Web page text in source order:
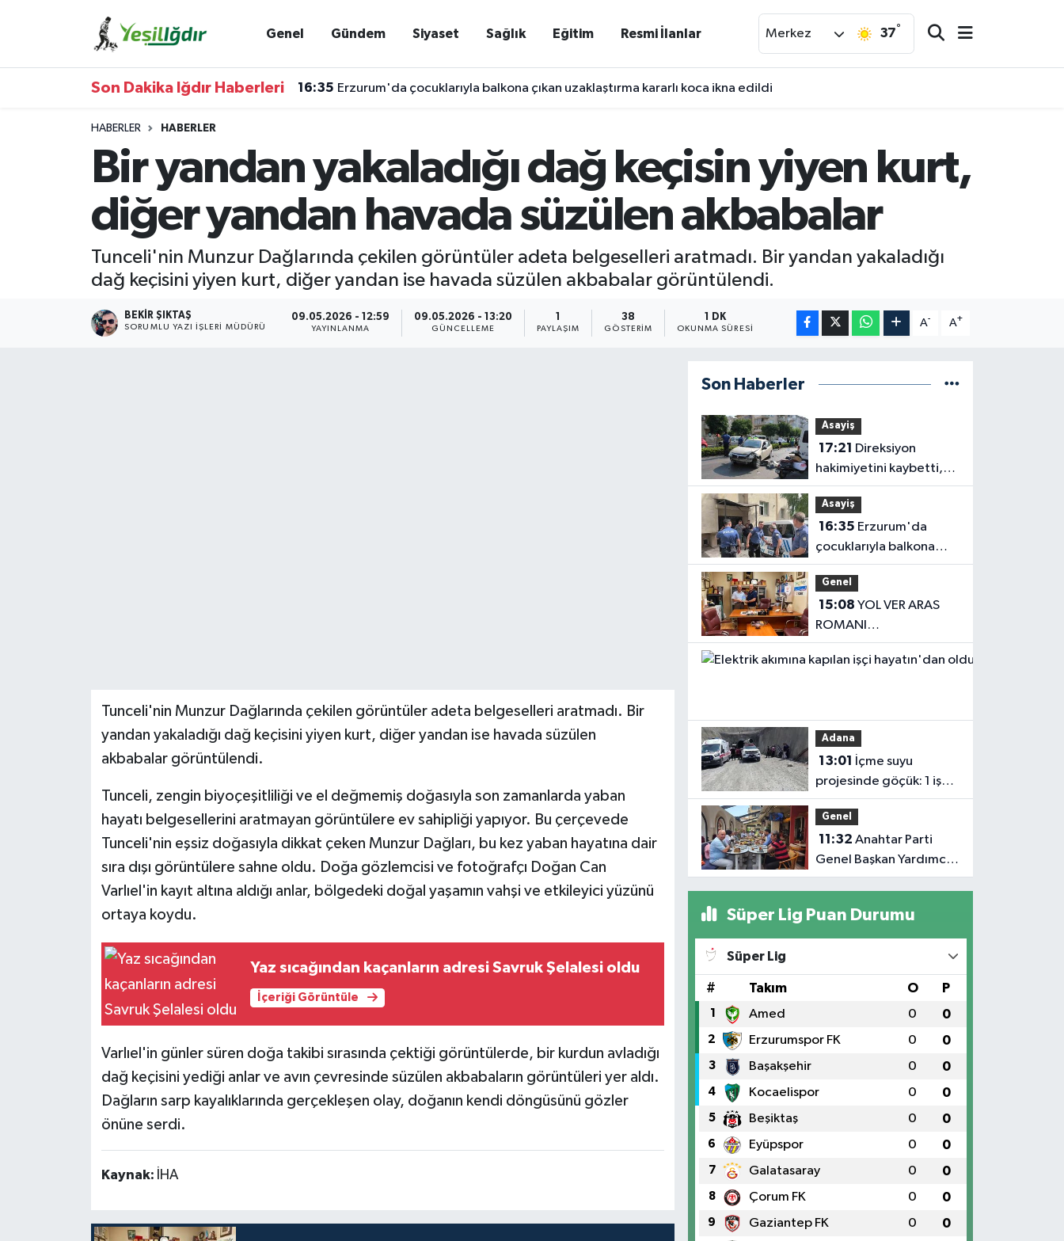
Genel Gündem Siyaset Sağlık Eğitim Resmi İlanlar Merkez 37°
Son Dakika Iğdır Haberleri 16:35 Erzurum'da çocuklarıyla balkona çıkan uzaklaştırma kararlı koca ikna edildi
HABERLER HABERLER
Bir yandan yakaladığı dağ keçisin yiyen kurt,
diğer yandan havada süzülen akbabalar
Tunceli'nin Munzur Dağlarında çekilen görüntüler adeta belgeselleri aratmadı. Bir yandan yakaladığı
dağ keçisini yiyen kurt, diğer yandan ise havada süzülen akbabalar görüntülendi.
BEKIR ŞIKTAŞ
SORUMLU YAZI İŞLERI MÜDÜRÜ
09.05.2026 - 12:59
YAYINLANMA
09.05.2026 - 13:20
GÜNCELLEME PAYLAŞIM
38
GÖSTERIM
1 DK
OKUNMA SÜRESI
A- A+
Tunceli'nin Munzur Dağlarında çekilen görüntüler adeta belgeselleri aratmadı. Bir
yandan yakaladığı dağ keçisini yiyen kurt, diğer yandan ise havada süzülen
akbabalar görüntülendi.
Tunceli, zengin biyoçeşitliliği ve el değmemiş doğasıyla son zamanlarda yaban
hayatı belgesellerini aratmayan görüntülere ev sahipliği yapıyor. Bu çerçevede
Tunceli'nin eşsiz doğasıyla dikkat çeken Munzur Dağları, bu kez yaban hayatına dair
sıra dışı görüntülere sahne oldu. Doğa gözlemcisi ve fotoğrafçı Doğan Can
Varlıel'in kayıt altına aldığı anlar, bölgedeki doğal yaşamın vahşi ve etkileyici yüzünü
ortaya koydu.
Yaz sıcağından kaçanların adresi Savruk Şelalesi oldu
İçeriği Görüntüle
Varlıel'in günler süren doğa takibi sırasında çektiği görüntülerde, bir kurdun avladığı
dağ keçisini yediği anlar ve avın çevresinde süzülen akbabaların görüntüleri yer aldı.
Dağların sarp kayalıklarında gerçekleşen olay, doğanın kendi döngüsünü gözler
önüne serdi.
Kaynak: İHA
Son Haberler
Asayiş
17:21
hakimiyetini kaybetti,
karşı şeritteki otomobile
çarptı
Asayiş
16:35
çocuklarıyla balkona
çıkan uzaklaştırma
kararlı koca ikna edildi
Genel
15:08
ROMANI
OKUYUCUSUYLA
BULUŞTU
Adana
13:01
projesinde göçük: 1 işçi
hayatını kaybetti, 1'i
ağır yaralı
Genel
11:32
Genel Başkan Yardımcısı
Demiröz, Iğdır’da Basın
Süper Lig Puan Durumu
Süper Lig
# Takım O P
1 Amed 0 0
2 Erzurumspor FK 0 0
3 Başakşehir 0 0
4 Kocaelispor 0 0
5 Beşiktaş 0 0
6 Eyüpspor 0 0
7 Galatasaray 0 0
8 Çorum FK 0 0
9 Gaziantep FK 0 0
Iğdır Trafik Yoğunluk Haritası
Süper Lig Puan Durumu ve Fikstür
Tüm Manşetler